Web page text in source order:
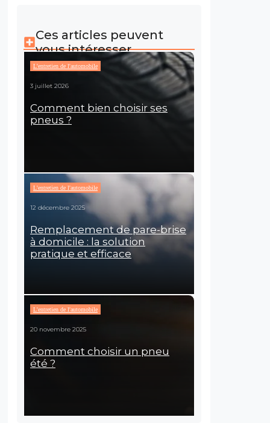
Ces articles peuvent
vous intéresser
L'entretien de l'automobile
3 juillet 2026
Comment bien choisir ses
pneus ?
L'entretien de l'automobile
12 décembre 2025
Remplacement de pare-brise
à domicile : la solution
pratique et efficace
L'entretien de l'automobile
20 novembre 2025
Comment choisir un pneu
été ?